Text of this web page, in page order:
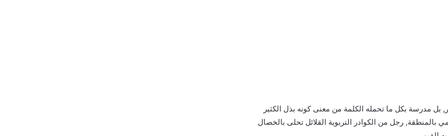
بل مدرسة بكل ما تحمله الكلمة من معنى كونه بذل الكثير
بالمنطقة, رجل من الكوادر التربوية القلائل تحلى بالخصال